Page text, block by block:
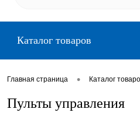
Каталог товаров
Главная страница • Каталог
Пульты управления